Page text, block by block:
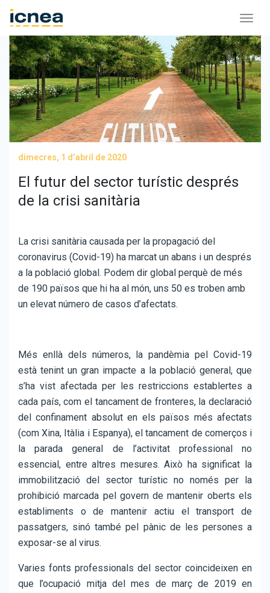
dimecres, 1 d’abril de 2020
El futur del sector turístic després
de la crisi sanitària
La crisi sanitària causada per la propagació del
coronavirus (Covid-19) ha marcat un abans i un després
a la població global. Podem dir global perquè de més
de 190 països que hi ha al món, uns 50 es troben amb
un elevat número de casos d’afectats.
Més enllà dels números, la pandèmia pel Covid-19
està tenint un gran impacte a la població general, que
s’ha vist afectada per les restriccions establertes a
cada país, com el tancament de fronteres, la declaració
del confinament absolut en els països més afectats
(com Xina, Itàlia i Espanya), el tancament de comerços i
la parada general de l’activitat professional no
essencial, entre altres mesures. Això ha significat la
immobilització del sector turístic no només per la
prohibició marcada pel govern de mantenir oberts els
establiments o de mantenir actiu el transport de
passatgers, sinó també pel pànic de les persones a
exposar-se al virus.
Varies fonts professionals del sector coincideixen en
que l’ocupació mitja del mes de març de 2019 en